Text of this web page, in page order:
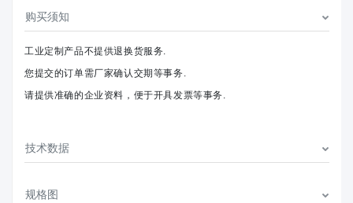
购买须知
工业定制产品不提供退换货服务.
您提交的订单需厂家确认交期等事务.
请提供准确的企业资料，便于开具发票等事务.
技术数据
规格图